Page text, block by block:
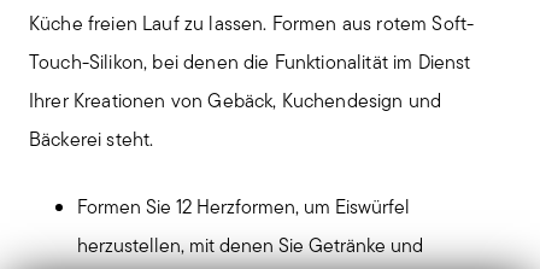
Küche freien Lauf zu lassen. Formen aus rotem Soft-
Touch-Silikon, bei denen die Funktionalität im Dienst
Ihrer Kreationen von Gebäck, Kuchendesign und
Bäckerei steht.
Formen Sie 12 Herzformen, um Eiswürfel
herzustellen, mit denen Sie Getränke und